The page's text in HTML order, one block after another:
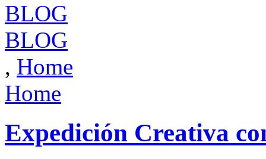
BLOG
BLOG
, Home
Home
Expedición Creativa